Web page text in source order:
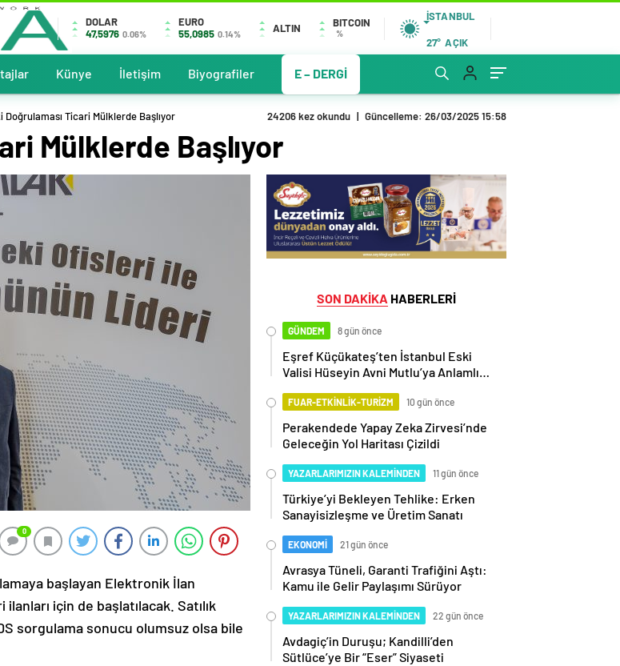
DOLAR
47,5976 0.06%
EURO
55,0985 0.14% ALTIN BITCOIN
%
İSTANBUL
27° AÇIK
Künye İletişim Biyografiler E – DERGİ
Doğrulaması Ticari Mülklerde Başlıyor 24206 kez okundu | Güncelleme: 26/03/2025 15:58
Mülklerde Başlıyor
0
başlayan Elektronik İlan
için de başlatılacak. Satılık
sorgulama sonucu olumsuz olsa bile
SON DAKİKA HABERLERİ
GÜNDEM 8 gün önce
Eşref Küçükateş’ten İstanbul Eski
Valisi Hüseyin Avni Mutlu’ya Anlamlı
FUAR-ETKİNLİK-TURİZM 10 gün önce
Perakendede Yapay Zeka Zirvesi’nde
Geleceğin Yol Haritası Çizildi
YAZARLARIMIZIN KALEMİNDEN 11 gün önce
Türkiye’yi Bekleyen Tehlike: Erken
Sanayisizleşme ve Üretim Sanatı
EKONOMİ 21 gün önce
Avrasya Tüneli, Garanti Trafiğini Aştı:
Kamu ile Gelir Paylaşımı Sürüyor
YAZARLARIMIZIN KALEMİNDEN 22 gün önce
Avdagiç’in Duruşu; Kandilli’den
Sütlüce’ye Bir “Eser” Siyaseti